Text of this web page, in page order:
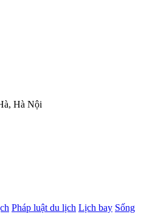
Hà Nội
Pháp luật du lịch Lịch bay Sống